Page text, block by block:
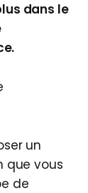
dans le
un
que vous
de